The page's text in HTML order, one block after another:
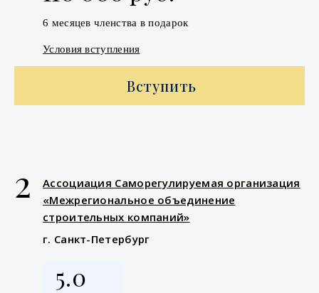
6 месяцев членства в подарок
Условия вступления
Вступить
2
Ассоциация Саморегулируемая организация
«Межрегиональное объединение
строительных компаний»
г. Санкт-Петербург
5.0